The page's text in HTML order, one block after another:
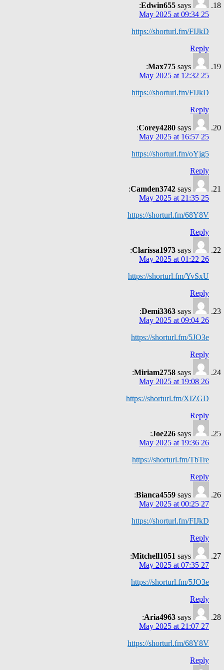
Edwin655 says:
25 May 2025 at 09:34
https://shorturl.fm/FIJkD
Reply
Max775 says:
25 May 2025 at 12:32
https://shorturl.fm/FIJkD
Reply
Corey4280 says:
25 May 2025 at 16:57
https://shorturl.fm/oYjg5
Reply
Camden3742 says:
25 May 2025 at 21:35
https://shorturl.fm/68Y8V
Reply
Clarissa1973 says:
26 May 2025 at 01:22
https://shorturl.fm/YvSxU
Reply
Demi3363 says:
26 May 2025 at 09:04
https://shorturl.fm/5JO3e
Reply
Miriam2758 says:
26 May 2025 at 19:08
https://shorturl.fm/XIZGD
Reply
Joe226 says:
26 May 2025 at 19:36
https://shorturl.fm/TbTre
Reply
Bianca4559 says:
27 May 2025 at 00:25
https://shorturl.fm/FIJkD
Reply
Mitchell1051 says:
27 May 2025 at 07:35
https://shorturl.fm/5JO3e
Reply
Aria4963 says:
27 May 2025 at 21:07
https://shorturl.fm/68Y8V
Reply